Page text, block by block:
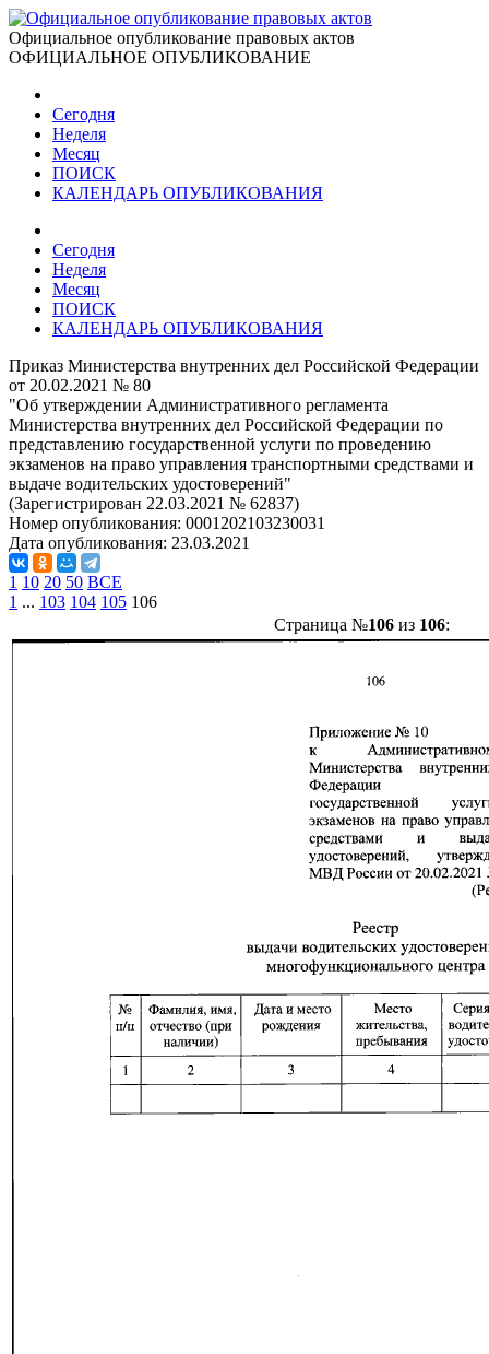
Официальное опубликование правовых актов
ОФИЦИАЛЬНОЕ ОПУБЛИКОВАНИЕ
Сегодня
Неделя
Месяц
ПОИСК
КАЛЕНДАРЬ ОПУБЛИКОВАНИЯ
Сегодня
Неделя
Месяц
ПОИСК
КАЛЕНДАРЬ ОПУБЛИКОВАНИЯ
Приказ Министерства внутренних дел Российской Федерации
от 20.02.2021 № 80
"Об утверждении Административного регламента
Министерства внутренних дел Российской Федерации по
представлению государственной услуги по проведению
экзаменов на право управления транспортными средствами и
выдаче водительских удостоверений"
(Зарегистрирован 22.03.2021 № 62837)
Номер опубликования: 0001202103230031
Дата опубликования: 23.03.2021
1 10 20 50 ВСЕ
1 ... 103 104 105 106
Страница №106из 106: